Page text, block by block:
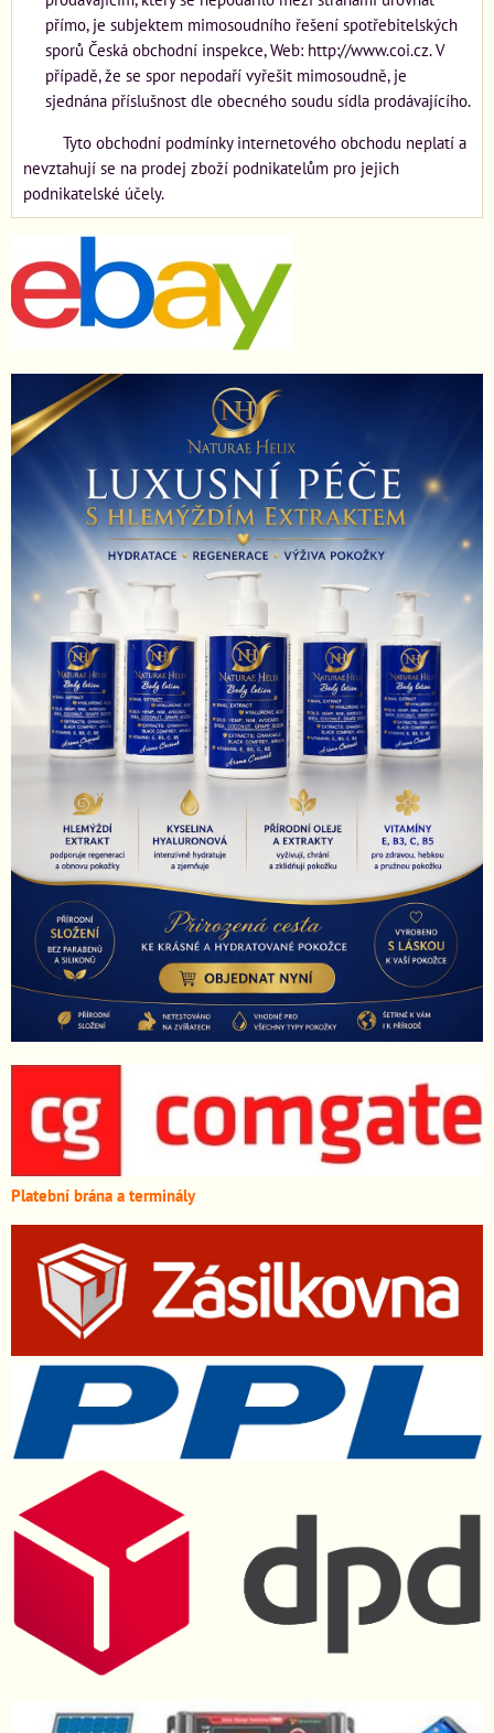
přímo, je subjektem mimosoudního řešení spotřebitelských
sporů Česká obchodní inspekce, Web: http://www.coi.cz. V
případě, že se spor nepodaří vyřešit mimosoudně, je
sjednána příslušnost dle obecného soudu sídla prodávajícího.
Tyto obchodní podmínky internetového obchodu neplatí a
nevztahují se na prodej zboží podnikatelům pro jejich
podnikatelské účely.
Platební brána a terminály